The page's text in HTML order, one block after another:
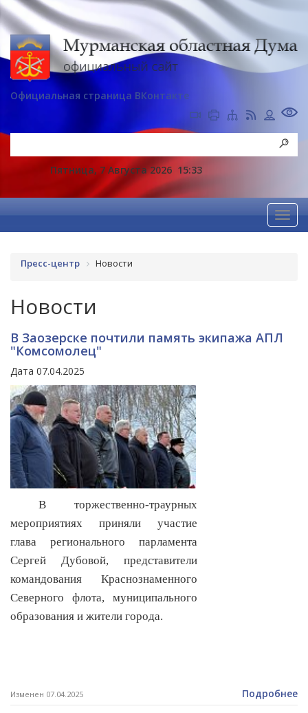
Официальная страница ВКонтакте
Пятница, 7 Августа 2026 15:33
Пресс-центр Новости
Новости
В Заозерске почтили память экипажа АПЛ
"Комсомолец"
Дата 07.04.2025
В торжественно-траурных
мероприятиях приняли участие
глава регионального парламента
Сергей Дубовой, представители
командования Краснознаменного
Северного флота, муниципального
образования и жители города.
Изменен 07.04.2025 Подробнее